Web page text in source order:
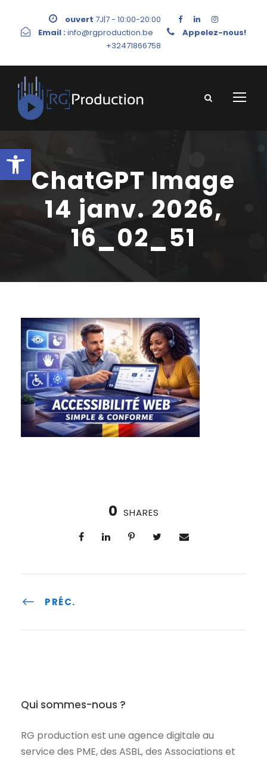
Ouvrir la barre d’outils
ouvert 7J|7 - 10:00-20:00
Email :info@rgproduction.be
Appelez-nous!
+32471866758
ChatGPT Image
14 janv. 2026,
16_02_51
0 SHARES
PRÉC.
Qui sommes-nous ?
RG production est une agence digitale au
service des PME, des ASBL, des Associations et